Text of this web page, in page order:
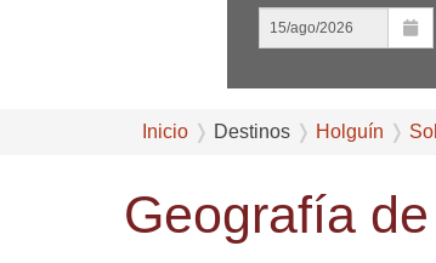
Inicio Destinos Holguín
Geografía